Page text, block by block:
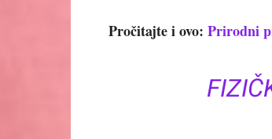
Pročitajte i ovo: Prirodni